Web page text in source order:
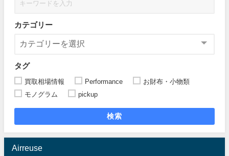
カテゴリー
タグ
買取相場情報 Performance
お財布・小物類
モノグラム
pickup
検索
Airreuse